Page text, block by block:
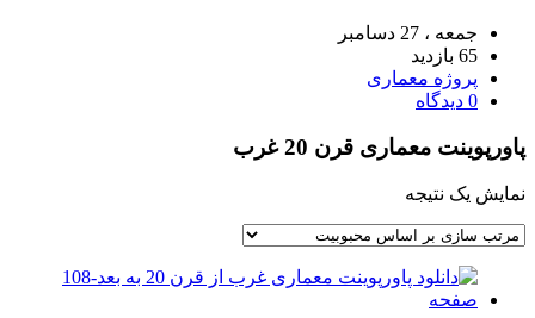
جمعه ، 27 دسامبر
65 بازدید
پروژه معماری
0 دیدگاه
پاورپوینت معماری قرن 20 غرب
نمایش یک نتیجه